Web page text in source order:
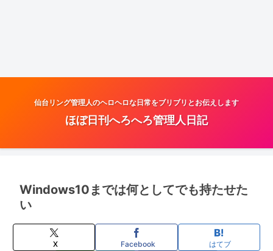
仙台リング管理人のヘロヘロな日常をブリブリとお伝えします
ほぼ日刊へろへろ管理人日記
Windows10までは何としてでも持たせた
い
X Facebook はてブ